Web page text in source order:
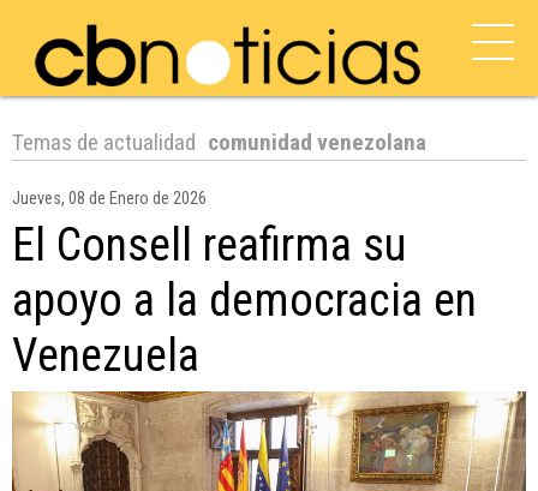
Temas de actualidad comunidad venezolana
Jueves, 08 de Enero de 2026
El Consell reafirma su
apoyo a la democracia en
Venezuela